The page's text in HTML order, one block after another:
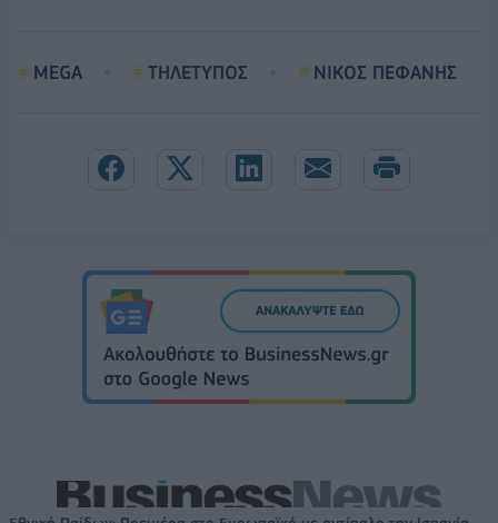
MEGA ΤΗΛΕΤΥΠΟΣ ΝΙΚΟΣ ΠΕΦΑΝΗΣ